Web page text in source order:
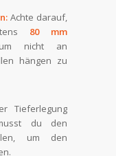
Achte darauf,
80 mm
nicht an
hängen zu
Tieferlegung
du den
um den